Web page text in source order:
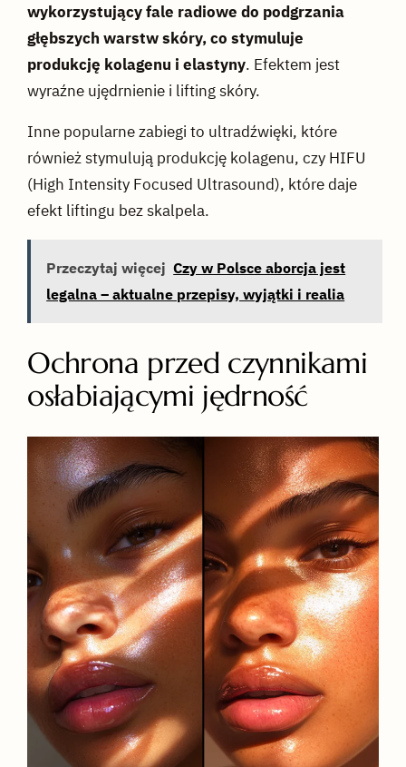
wykorzystujący fale radiowe do podgrzania
głębszych warstw skóry, co stymuluje
produkcję kolagenu i elastyny. Efektem jest
wyraźne ujędrnienie i lifting skóry.
Inne popularne zabiegi to ultradźwięki, które
również stymulują produkcję kolagenu, czy HIFU
(High Intensity Focused Ultrasound), które daje
efekt liftingu bez skalpela.
Przeczytaj więcej Czy w Polsce aborcja jest
legalna – aktualne przepisy, wyjątki i realia
Ochrona przed czynnikami
osłabiającymi jędrność